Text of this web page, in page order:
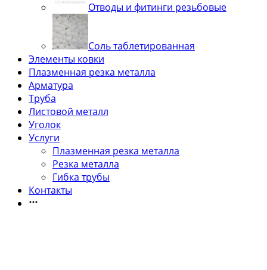
Отводы и фитинги резьбовые
Соль таблетированная
Элементы ковки
Плазменная резка металла
Арматура
Труба
Листовой металл
Уголок
Услуги
Плазменная резка металла
Резка металла
Гибка трубы
Контакты